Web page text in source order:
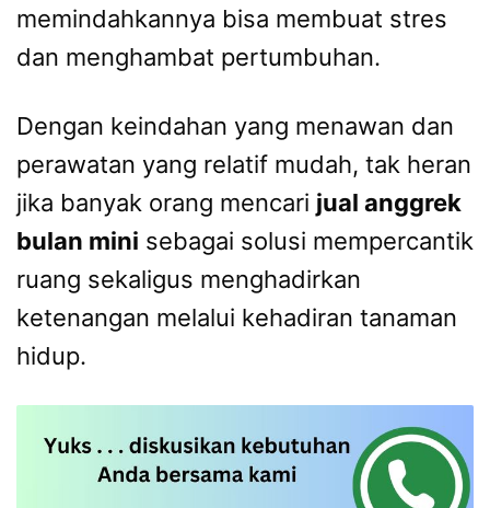
memindahkannya bisa membuat stres
dan menghambat pertumbuhan.
Dengan keindahan yang menawan dan
perawatan yang relatif mudah, tak heran
jika banyak orang mencari jual anggrek
bulan mini sebagai solusi mempercantik
ruang sekaligus menghadirkan
ketenangan melalui kehadiran tanaman
hidup.